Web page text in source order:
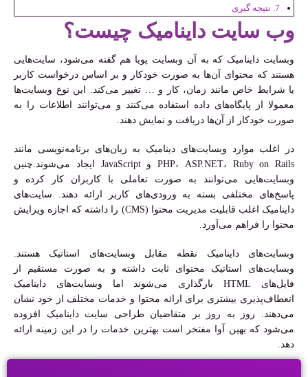
نتیجه گیری
وب سایت داینامیک چیست؟
وبسایت داینامیک که به آن وبسایت پویا هم گفته می‌شود، سایت‌هایی
هستند که محتوای آن‌ها به صورت خودکار و بر اساس درخواست کاربر
یا شرایط خاص مانند زمان، کار و … تغییر می‌کند. این نوع وبسایت‌ها
معمولا از پایگاه‌های داده استفاده می‌کنند و می‌توانند اطلاعات را به
صورت خودکار از آن‌ها دریافت و نمایش دهند.
در اغلب موارد وبسایت‌های دینامیک به زبان‌های برنامه‌نویسی مانند
PHP، ASP.NET، Ruby on Rails و JavaScript ایجاد می‌شوند.چنین
وبسایت‌هایی می‌توانند به صورت تعاملی با کاربران کار کرده و
پاسخ‌های مختلفی بسته به ورودی‌های کاربر ارائه دهند. سایت‌های
داینامیک اغلب قابلیت مدیریت محتوا (CMS) را داشته که اجازه ویرایش
محتوا را فراهم می‌آورد.
وبسایت‌های داینامیک نقطه مقابل وبسایت‌های استاتیک هستند.
وبسایت‌های استاتیک محتوای ثابت داشته و به صورت مستقیم از
فایل‌های HTML بارگذاری می‌شوند اما وبسایت‌های داینامیک
انعطاف‌پذیری بیشتری برای ارائه محتوا و خدمات مختلف از خود نشان
می‌دهند. روز به روز بر متقاضیان طراحی سایت داینامیک افزوده
می‌شود که بهین آوا مفتخر است بهترین خدمات را در این زمینه ارائه
دهد.